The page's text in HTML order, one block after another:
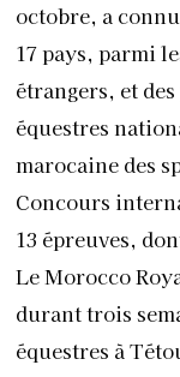
octobre, a
17 pays, parmi
étrangers, et
équestres
marocaine des
Concours
13 épreuves,
Le Morocco
durant trois
équestres à